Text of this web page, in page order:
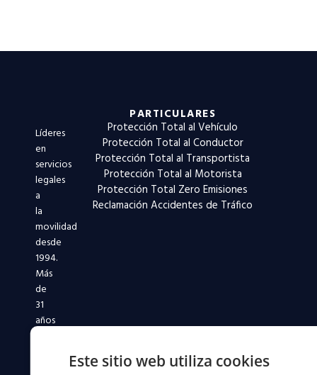
Líderes
en
servicios
legales
a
la
movilidad
desde
1994.
Más
de
31
años
conductores
PARTICULARES
Protección Total al Vehículo
Protección Total al Conductor
Protección Total al Transportista
Protección Total al Motorista
Protección Total Zero Emisiones
Reclamación Accidentes de Tráfico
Este sitio web utiliza cookies